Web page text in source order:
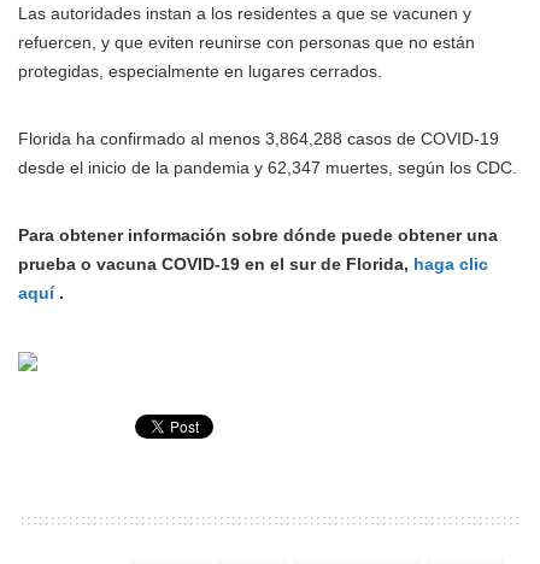
Las autoridades instan a los residentes a que se vacunen y
refuercen, y que eviten reunirse con personas que no están
protegidas, especialmente en lugares cerrados.
Florida ha confirmado al menos 3,864,288 casos de COVID-19
desde el inicio de la pandemia y 62,347 muertes, según los CDC.
Para obtener información sobre dónde puede obtener una
prueba o vacuna COVID-19 en el sur de Florida, haga clic
aquí .